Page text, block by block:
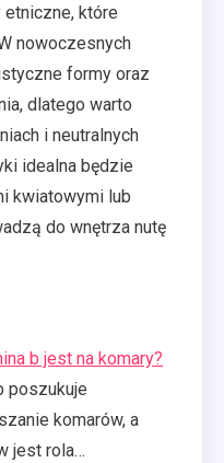
które
nowoczesnych
formy oraz
dlatego warto
i neutralnych
idealna będzie
kwiatowymi lub
do wnętrza nutę
b jest na komary?
poszukuje
komarów, a
jest rola…